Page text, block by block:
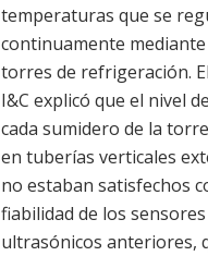
temperaturas que se
continuamente
torres de refrigeración.
I&C explicó que el nivel
cada sumidero de la
en tuberías verticales
no estaban satisfechos
fiabilidad de los
ultrasónicos anteriores,